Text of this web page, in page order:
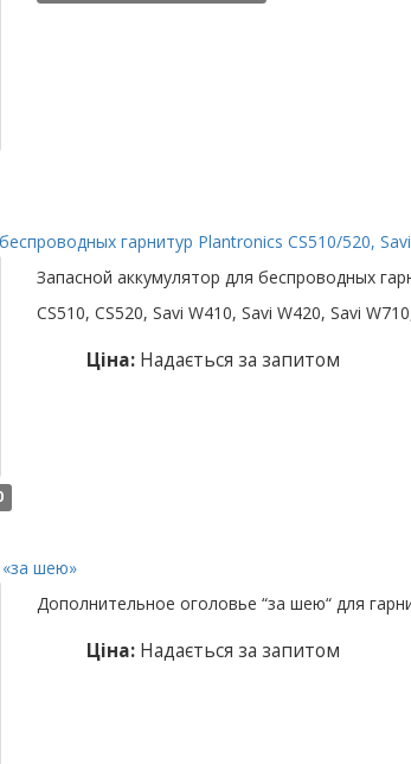
гарнитур Plantronics CS510/520,
Запасной аккумулятор для беспроводных
CS510, CS520, Savi W410, Savi W420, Savi
Ціна: Надається за запитом
шею»
Дополнительное оголовье “за шею“ для
Ціна: Надається за запитом